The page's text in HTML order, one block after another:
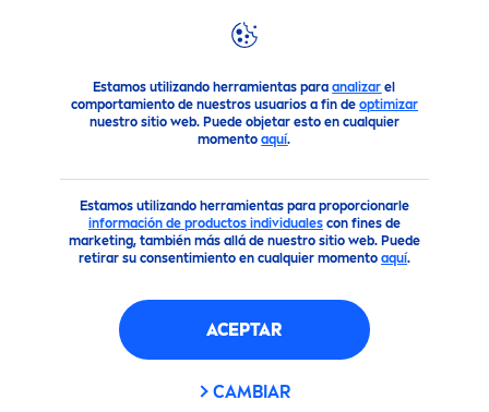
Estamos utilizando herramientas paraanalizar el
comportamiento de nuestros usuarios a fin de optimizar
nuestro sitio web. Puede objetar esto en cualquier
momentoaquí.
Estamos utilizando herramientas para proporcionarle
información de productos individualescon fines de
marketing, también más allá de nuestro sitio web. Puede
retirar su consentimiento en cualquier momento aquí.
ACEPTAR
CAMBIAR
Productos NIVEAMen Antitranspirantes para hombres
ANTITRANSPIRANTEDEEP
BLACKCARBON DARK WOOD -
ROLL ON